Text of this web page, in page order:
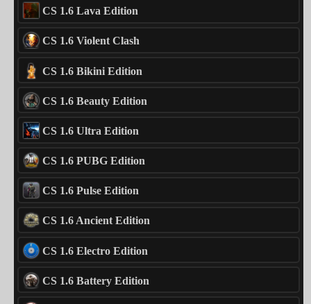
CS 1.6 Lava Edition
CS 1.6 Violent Clash
CS 1.6 Bikini Edition
CS 1.6 Beauty Edition
CS 1.6 Ultra Edition
CS 1.6 PUBG Edition
CS 1.6 Pulse Edition
CS 1.6 Ancient Edition
CS 1.6 Electro Edition
CS 1.6 Battery Edition